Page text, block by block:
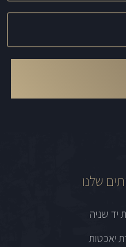
שלנו
יד שניה
יאכטות